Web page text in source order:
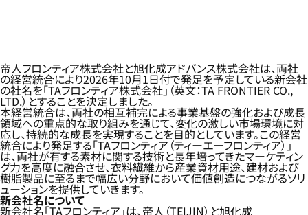
帝人フロンティア株式会社と旭化成アドバンス株式会社は、両社
の経営統合により2026年10月1日付で発足を予定している新会社
の社名を「TAフロンティア株式会社」（英文：TA FRONTIER CO.,
LTD.）とすることを決定しました。
本経営統合は、両社の相互補完による事業基盤の強化および成長
領域への重点的な取り組みを通じて、変化の激しい市場環境に対
応し、持続的な成長を実現することを目的としています。この経営
統合により発足する「TAフロンティア（ティーエーフロンティア）」
は、両社が有する素材に関する技術と長年培ってきたマーケティン
グ力を高度に融合させ、衣料繊維から産業資材用途、建材および
樹脂製品に至るまで幅広い分野において価値創造につながるソリ
ューションを提供していきます。
新会社名について
新会社名「TAフロンティア」は、帝人（TEIJIN）と旭化成